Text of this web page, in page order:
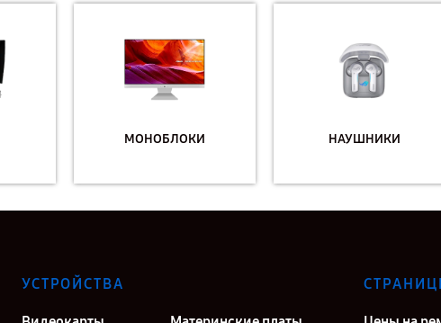
МОНОБЛОКИ НАУШНИКИ
УСТРОЙСТВА